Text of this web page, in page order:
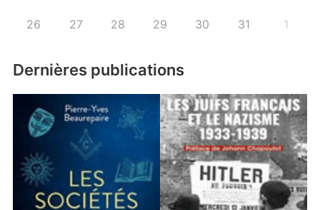
26 27 28 29 30 31 1
Dernières publications